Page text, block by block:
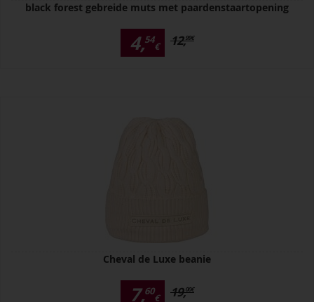
black forest gebreide muts met paardenstaartopening
4,54
€ 12,99€
Cheval de Luxe beanie
7,60
€ 19,00€